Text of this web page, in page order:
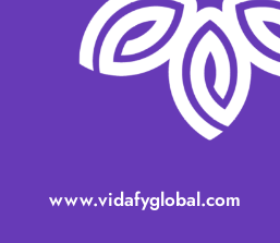
www.vidafyglobal.com